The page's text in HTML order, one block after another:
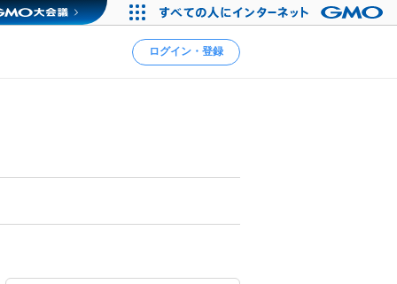
ログイン・登録